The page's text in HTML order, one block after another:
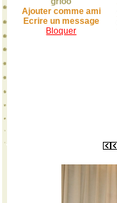
Ajouter comme ami
Ecrire un message
Bloquer